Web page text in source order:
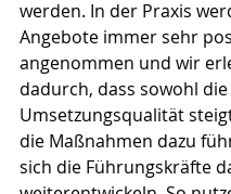
werden. In der Praxis
Angebote immer sehr
angenommen und wir
dadurch, dass sowohl die
Umsetzungsqualität
die Maßnahmen dazu
sich die Führungskräfte